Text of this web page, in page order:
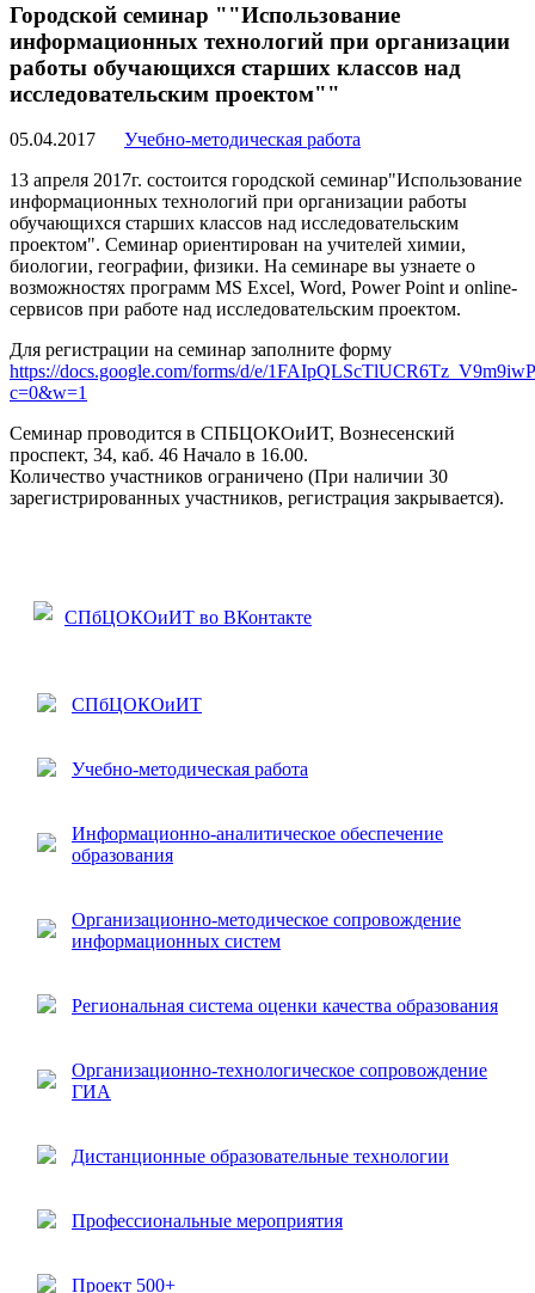
Городской семинар ""Использование
информационных технологий при организации
работы обучающихся старших классов над
исследовательским проектом""
05.04.2017
Учебно-методическая работа
13 апреля 2017г. состоится городской семинар"Использование
информационных технологий при организации работы
обучающихся старших классов над исследовательским
проектом". Семинар ориентирован на учителей химии,
биологии, географии, физики. На семинаре вы узнаете о
возможностях программ MS Excel, Word, Power Point и online-
сервисов при работе над исследовательским проектом.
Для регистрации на семинар заполните форму
https://docs.google.com/forms/d/e/
c=0&w=1
Семинар проводится в СПБЦОКОиИТ, Вознесенский
проспект, 34, каб. 46 Начало в 16.00.
Количество участников ограничено (При наличии 30
зарегистрированных участников, регистрация закрывается).
СПбЦОКОиИТ во ВКонтакте
СПбЦОКОиИТ
Учебно-методическая работа
Информационно-аналитическое обеспечение
образования
Организационно-методическое сопровождение
информационных систем
Региональная система оценки качества образования
Организационно-технологическое сопровождение
ГИА
Дистанционные образовательные технологии
Профессиональные мероприятия
Проект 500+